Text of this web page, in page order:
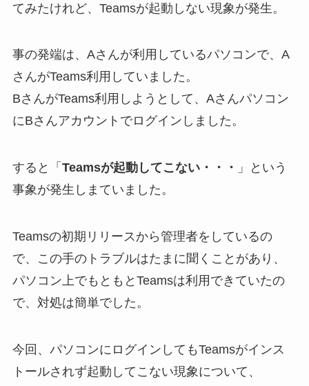
てみたけれど、Teamsが起動しない現象が発生。
事の発端は、Aさんが利用しているパソコンで、A
さんがTeams利用していました。
BさんがTeams利用しようとして、Aさんパソコン
にBさんアカウントでログインしました。
すると「 Teamsが起動してこない・・・ 」という
事象が発生しまていました。
Teamsの初期リリースから管理者をしているの
で、この手のトラブルはたまに聞くことがあり、
パソコン上でもともとTeamsは利用できていたの
で、対処は簡単でした。
今回、パソコンにログインしてもTeamsがインス
トールされず起動してこない現象について、